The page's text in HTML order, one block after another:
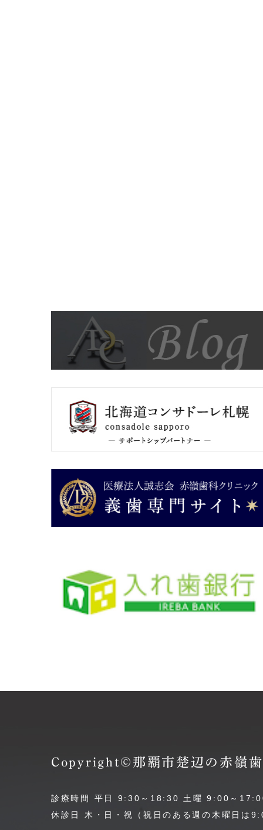
Copyright©那覇市楚辺の赤嶺
診療時間 平日 9:30～18:30 土曜 9:00～
休診日 木・日・祝（祝日のある週の木曜日は